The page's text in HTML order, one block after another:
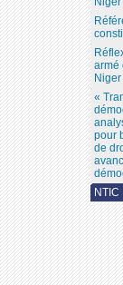
armé
Niger
«
pour
de
NTIC